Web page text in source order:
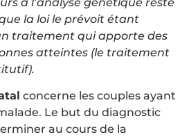
la loi le prévoit étant
traitement qui apporte des
atteintes (le traitement
concerne les couples ayant
Le but du diagnostic
au cours de la